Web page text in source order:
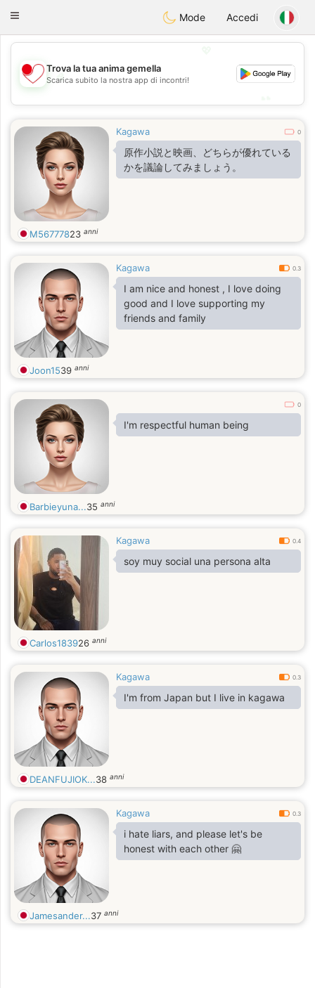
日本Chat
Toggle
Mode Accedi
💖
💕
Trova la tua anima gemella
Scarica subito la nostra app di incontri!
Kagawa 0
原作小説と映画、どちらが優れている
かを議論してみましょう。
M56777823 anni
Kagawa 0.3
I am nice and honest , I love doing
good and I love supporting my
friends and family
Joon1539 anni
0
I'm respectful human being
Barbieyuna...35 anni
Kagawa 0.4
soy muy social una persona alta
Carlos183926 anni
Kagawa 0.3
I'm from Japan but I live in kagawa
DEANFUJIOK...38 anni
Kagawa 0.3
i hate liars, and please let's be
honest with each other 🤗
Jamesander...37 anni